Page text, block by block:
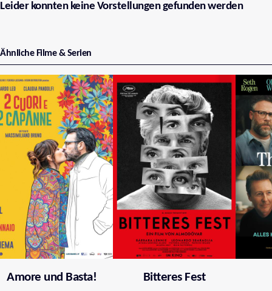
Leider konnten keine Vorstellungen gefunden werden
Ähnliche Filme & Serien
Amore und Basta! Bitteres Fest